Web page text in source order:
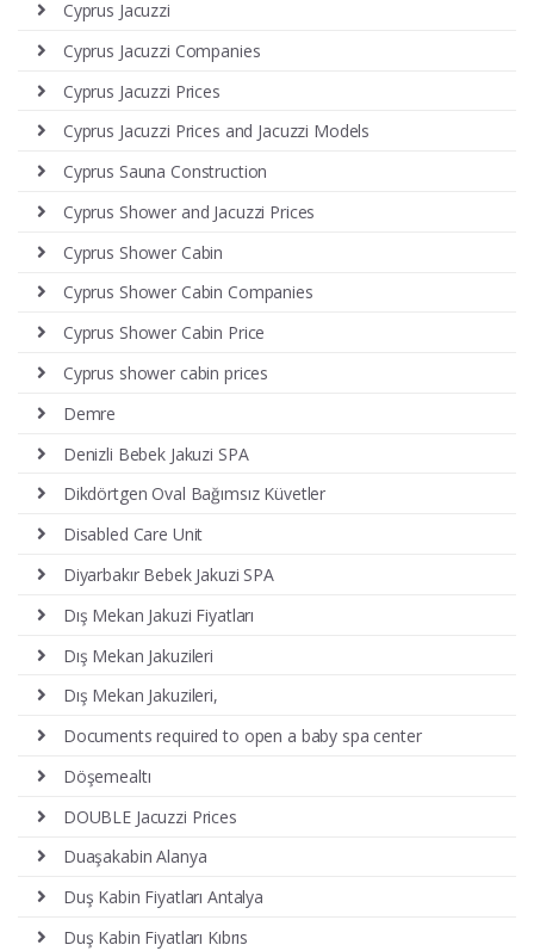
Cyprus Jacuzzi
Cyprus Jacuzzi Companies
Cyprus Jacuzzi Prices
Cyprus Jacuzzi Prices and Jacuzzi Models
Cyprus Sauna Construction
Cyprus Shower and Jacuzzi Prices
Cyprus Shower Cabin
Cyprus Shower Cabin Companies
Cyprus Shower Cabin Price
Cyprus shower cabin prices
Demre
Denizli Bebek Jakuzi SPA
Dikdörtgen Oval Bağımsız Küvetler
Disabled Care Unit
Diyarbakır Bebek Jakuzi SPA
Dış Mekan Jakuzi Fiyatları
Dış Mekan Jakuzileri
Dış Mekan Jakuzileri,
Documents required to open a baby spa center
Döşemealtı
DOUBLE Jacuzzi Prices
Duaşakabin Alanya
Duş Kabin Fiyatları Antalya
Duş Kabin Fiyatları Kıbrıs